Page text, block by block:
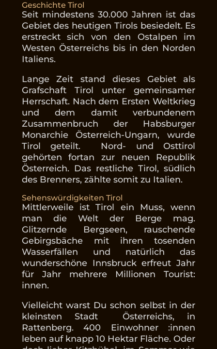
Geschichte Tirol
Seit mindestens 30.000 Jahren ist das
Gebiet des heutigen Tirols besiedelt. Es
erstreckt sich von den Ostalpen im
Westen Österreichs bis in den Norden
Italiens.
Lange Zeit stand dieses Gebiet als
Grafschaft Tirol unter gemeinsamer
Herrschaft. Nach dem Ersten Weltkrieg
und dem damit verbundenem
Zusammenbruch der Habsburger
Monarchie Österreich-Ungarn, wurde
Tirol geteilt. Nord- und Osttirol
gehörten fortan zur neuen Republik
Österreich. Das restliche Tirol, südlich
des Brenners, zählte somit zu Italien.
Sehenswürdigkeiten Tirol
Mittlerweile ist Tirol ein Muss, wenn
man die Welt der Berge mag.
Glitzernde Bergseen, rauschende
Gebirgsbäche mit ihren tosenden
Wasserfällen und natürlich das
wunderschöne Innsbruck erfreut Jahr
für Jahr mehrere Millionen Tourist:
innen.
Vielleicht warst Du schon selbst in der
kleinsten Stadt Österreichs, in
Rattenberg. 400 Einwohner :innen
leben auf knapp 10 Hektar Fläche. Oder